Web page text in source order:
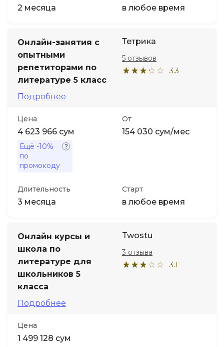
2 месяца в любое время
Онлайн-занятия с
опытными
репетиторами по
литературе 5 класс
Подробнее
Тетрика
3.3
5 отзывов
Цена
4 623 966 сум
Ещё -10%
по
промокоду
От
154 030 сум/мес
Длительность
3 месяца
Старт
в любое время
Онлайн курсы и
школа по
литературе для
школьников 5
класса
Подробнее
Twostu
3.1
3 отзыва
Цена
1 499 128 сум